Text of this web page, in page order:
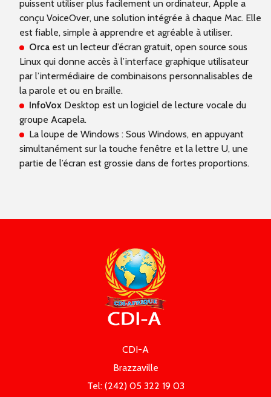
puissent utiliser plus facilement un ordinateur, Apple a
conçu VoiceOver, une solution intégrée à chaque Mac. Elle
est fiable, simple à apprendre et agréable à utiliser.
Orca est un lecteur d’écran gratuit, open source sous
Linux qui donne accès à l’interface graphique utilisateur
par l’intermédiaire de combinaisons personnalisables de
la parole et ou en braille.
InfoVox Desktop est un logiciel de lecture vocale du
groupe Acapela.
La loupe de Windows : Sous Windows, en appuyant
simultanément sur la touche fenêtre et la lettre U, une
partie de l’écran est grossie dans de fortes proportions.
CDI-A
Brazzaville
Tel: (242) 05 322 19 03